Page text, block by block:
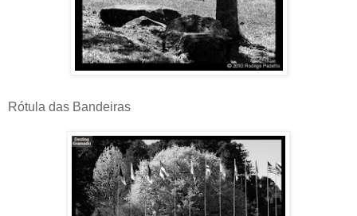
Rótula das Bandeiras